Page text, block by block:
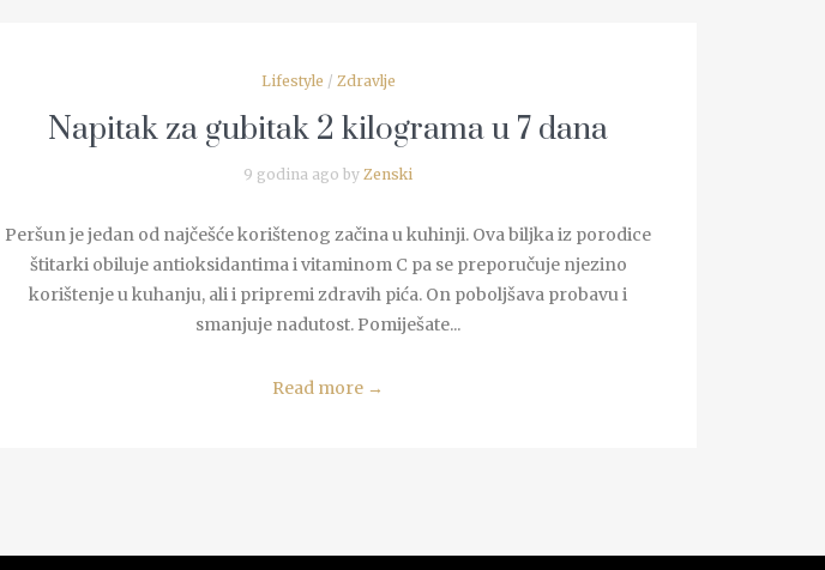
Lifestyle / Zdravlje
Napitak za gubitak 2 kilograma u 7 dana
9 godina ago by Zenski
Peršun je jedan od najčešće korištenog začina u kuhinji. Ova biljka iz porodice
štitarki obiluje antioksidantima i vitaminom C pa se preporučuje njezino
korištenje u kuhanju, ali i pripremi zdravih pića. On poboljšava probavu i
smanjuje nadutost. Pomiješate...
Read more →